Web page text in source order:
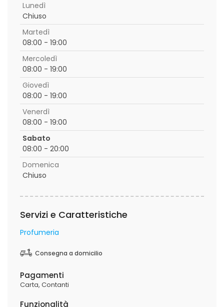
Lunedì
Chiuso
Martedì
08:00 - 19:00
Mercoledì
08:00 - 19:00
Giovedì
08:00 - 19:00
Venerdì
08:00 - 19:00
Sabato
08:00 - 20:00
Domenica
Chiuso
Servizi e Caratteristiche
Profumeria
Consegna a domicilio
Pagamenti
Carta Contanti
Funzionalità